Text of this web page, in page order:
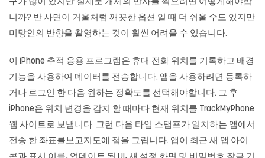
구가 많이 있지만 실제로 개체의 반사를 찍으려면 어떻게해야합
니까? 반 사면이 거울처럼 깨끗한 옵션 일 때 더 쉬울 수도 있지만
미망인의 반향을 촬영하는 것이 훨씬 어려울 수 있습니다.
이 iPhone 추적 응용 프로그램은 휴대 전화 위치를 기록하고 배경
기능을 사용하여 데이터를 전송합니다. 앱을 사용하려면 등록하
거나 로그인 한 다음 원하는 정확도를 선택해야합니다. 그 후
iPhone은 위치 변경을 감지 할 때마다 현재 위치를 TrackMyPhone
웹 사이트로 보냅니다. 그런 다음 타임 스탬프가 일치하는 앱에서
전송 한 좌표를보고지도에 점을 그립니다. 앱이 최근 새 앱 아이